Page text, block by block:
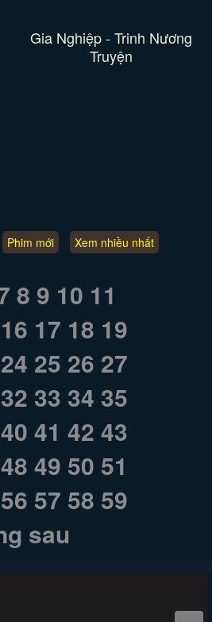
Gia Nghiệp - Trinh Nương
Truyện
Phim mới Xem nhiều nhất
8 9 10 11
16 17 18 19
24 25 26 27
32 33 34 35
40 41 42 43
48 49 50 51
56 57 58 59
sau